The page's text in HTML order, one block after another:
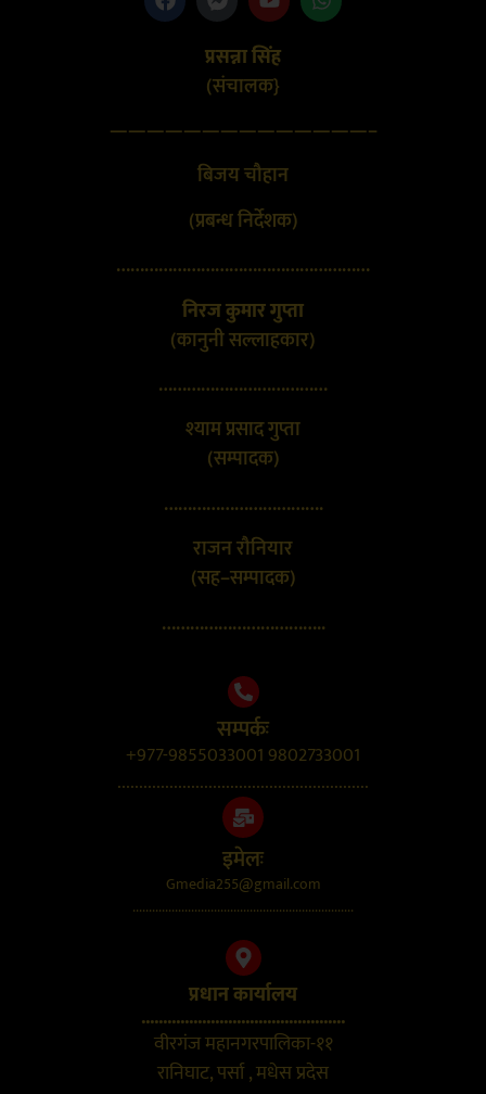
प्रसन्ना सिंह
(संचालक}
——————————————–
बिजय चौहान
(प्रबन्ध निर्देशक)
………………………………………………
निरज कुमार गुप्ता
(कानुनी सल्लाहकार)
………………………………
श्याम प्रसाद गुप्ता
(सम्पादक)
…………………………….
राजन रौनियार
(सह–सम्पादक)
……………………………..
सम्पर्कः
+977-9855033001 9802733001
..........................................................
इमेलः
Gmedia255@gmail.com
....................................................................
प्रधान कार्यालय
...............................................
वीरगंज महानगरपालिका-११
रानिघाट, पर्सा , मधेस प्रदेस